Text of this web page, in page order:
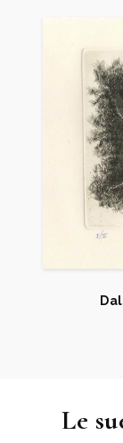
Le